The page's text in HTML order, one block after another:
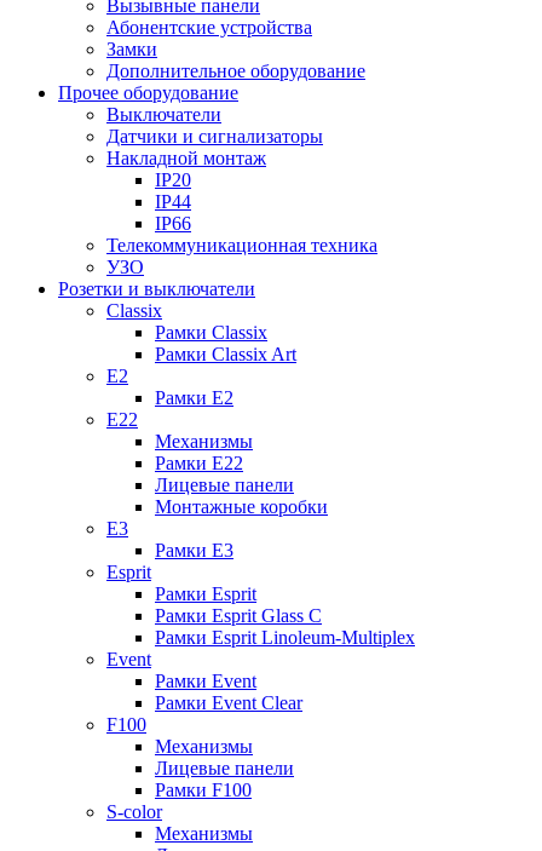
Вызывные панели
Абонентские устройства
Замки
Дополнительное оборудование
Прочее оборудование
Выключатели
Датчики и сигнализаторы
Накладной монтаж
IP20
IP44
IP66
Телекоммуникационная техника
УЗО
Розетки и выключатели
Classix
Рамки Classix
Рамки Classix Art
E2
Рамки E2
E22
Механизмы
Рамки E22
Лицевые панели
Монтажные коробки
E3
Рамки E3
Esprit
Рамки Esprit
Рамки Esprit Glass C
Рамки Esprit Linoleum-Multiplex
Event
Рамки Event
Рамки Event Clear
F100
Механизмы
Лицевые панели
Рамки F100
S-color
Механизмы